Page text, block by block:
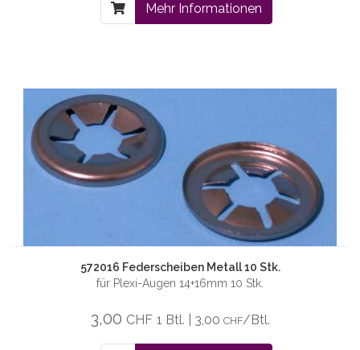
Mehr Informationen
572016 Federscheiben Metall 10 Stk.
für Plexi-Augen 14+16mm 10 Stk.
3,00 CHF 1 Btl. | 3,00 CHF/Btl.